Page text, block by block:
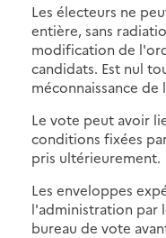
Les électeurs ne
entière, sans
modification de
candidats. Est nul
méconnaissance
Le vote peut avoir
conditions fixées
pris ultérieurement.
Les enveloppes
l'administration par
bureau de vote